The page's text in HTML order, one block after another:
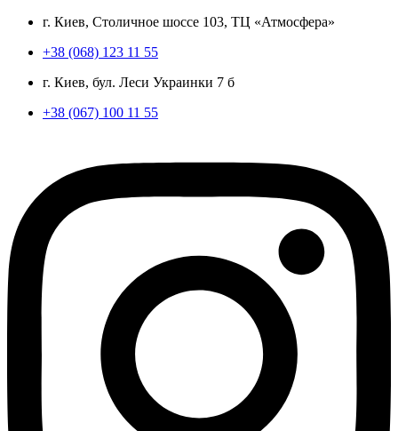
г. Киев, Столичное шоссе 103, ТЦ «Атмосфера»
+38 (068) 123 11 55
г. Киев, бул. Леси Украинки 7 б
+38 (067) 100 11 55